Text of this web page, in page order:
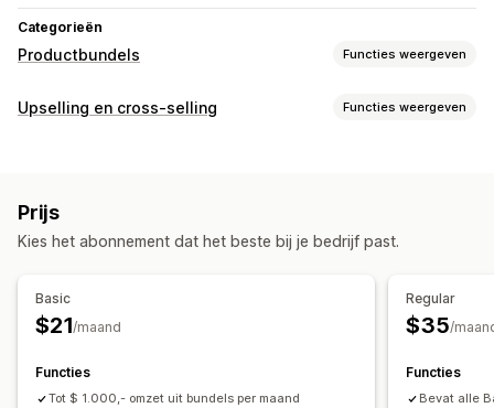
Categorieën
Productbundels Functies weergeven
Soorten bundels
Prijzen die je kunt instellen
Vaste prijzen
Gedifferentieerde prijzen
Kortingen
Percentagekortingen
Upselling en cross-selling Functies weergeven
Aangepaste regels
Staffelkortingen
Prijs
Kies het abonnement dat het beste bij je bedrijf past.
Basic
$21/maand
Functies
Tot $ 1.000,- omzet uit bundels per maand
Regular
$35/
Functies
Bevat alle